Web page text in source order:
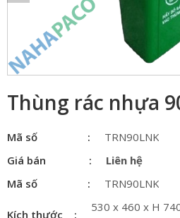
Thùng rác nhựa
Mã số
TRN90LNK
Giá bán
Liên hệ
Mã số
TRN90LNK
Kích thước
530 x 460 x H